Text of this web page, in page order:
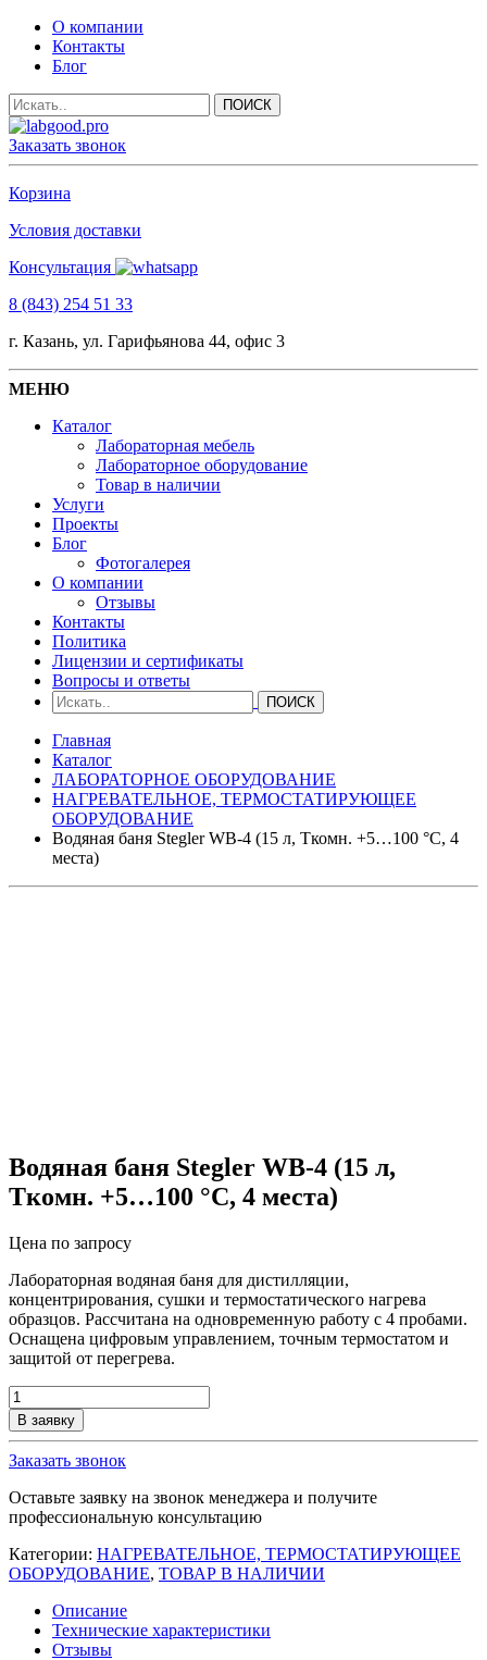
О компании
Контакты
Блог
Заказать звонок
Корзина
Условия доставки
Консультация
8 (843) 254 51 33
г. Казань, ул. Гарифьянова 44, офис 3
МЕНЮ
Каталог
Лабораторная мебель
Лабораторное оборудование
Товар в наличии
Услуги
Проекты
Блог
Фотогалерея
О компании
Отзывы
Контакты
Политика
Лицензии и сертификаты
Вопросы и ответы
Главная
Каталог
ЛАБОРАТОРНОЕ ОБОРУДОВАНИЕ
НАГРЕВАТЕЛЬНОЕ, ТЕРМОСТАТИРУЮЩЕЕ
ОБОРУДОВАНИЕ
Водяная баня Stegler WB-4 (15 л, Tкомн. +5…100 °С, 4
места)
Водяная баня Stegler WB-4 (15 л,
Tкомн. +5…100 °С, 4 места)
Цена по запросу
Лабораторная водяная баня для дистилляции,
концентрирования, сушки и термостатического нагрева
образцов. Рассчитана на одновременную работу с 4 пробами.
Оснащена цифровым управлением, точным термостатом и
защитой от перегрева.
Количество
товара
Водяная
баня
Stegler
WB-
4
(15
л,
Tкомн.
места)
В заявку
Заказать звонок
Оставьте заявку на звонок менеджера и получите
профессиональную консультацию
Категории: НАГРЕВАТЕЛЬНОЕ, ТЕРМОСТАТИРУЮЩЕЕ
ОБОРУДОВАНИЕ, ТОВАР В НАЛИЧИИ
Описание
Технические характеристики
Отзывы